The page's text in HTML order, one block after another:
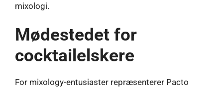
mixologi.
Mødestedet for
cocktailelskere
For mixology-entusiaster repræsenterer Pacto